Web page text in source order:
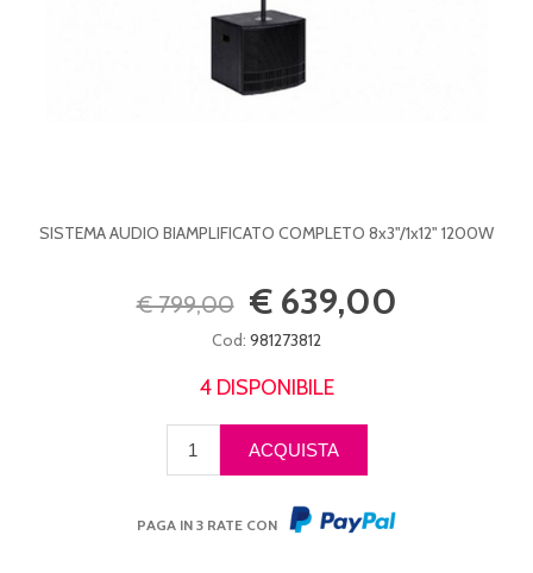
SISTEMA AUDIO BIAMPLIFICATO COMPLETO 8x3"/1x12" 1200W
€ 799,00 € 639,00
Cod: 981273812
4 DISPONIBILE
PAGA IN 3 RATE CON